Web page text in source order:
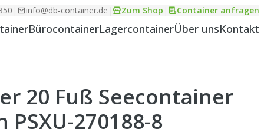
info@db-container.de Zum Shop Container anfragen
BürocontainerLagercontainerÜber unsKontakt
20 Fuß Seecontainer
PSXU-270188-8